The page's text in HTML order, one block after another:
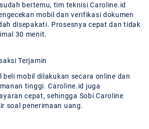
bertemu, tim teknisi Caroline.id
mobil dan verifikasi dokumen
disepakati. Prosesnya cepat dan tidak
30 menit.
Terjamin
beli mobil dilakukan secara online dan
tinggi. Caroline.id juga
cepat, sehingga Sobi Caroline
soal penerimaan uang.